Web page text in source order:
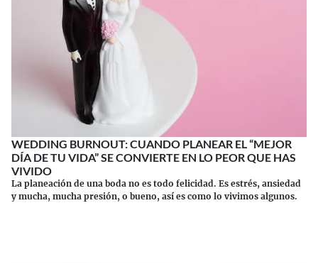
WEDDING BURNOUT: CUANDO PLANEAR EL “MEJOR
DÍA DE TU VIDA” SE CONVIERTE EN LO PEOR QUE HAS
VIVIDO
La planeación de una boda no es todo felicidad. Es estrés, ansiedad
y mucha, mucha presión, o bueno, así es como lo vivimos algunos.